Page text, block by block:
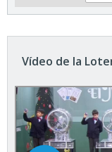
Vídeo de la